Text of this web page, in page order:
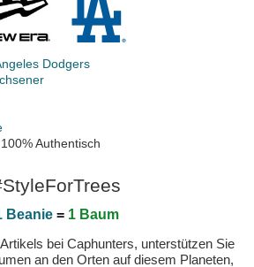
Dodgers
Authentisch
Beanie= 1 Baum
bei Caphunters, unterstützen Sie
an den Orten auf diesem Planeten,